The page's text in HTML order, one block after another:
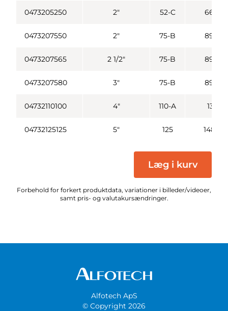
0473205250 2" 52-C 66,0
0473207550 2" 75-B 89,0
0473207565 2 1/2" 75-B 89,0
0473207580 3" 75-B 89,0
04732110100 4" 110-A 133
04732125125 5" 125 148,0
Læg i kurv
Forbehold for forkert produktdata, variationer i billeder/videoer,
samt pris- og valutakursændringer.
Alfotech ApS
© Copyright 2026